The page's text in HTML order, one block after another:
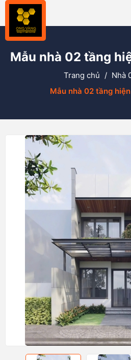
Mẫu nhà 02 tầng
Trang chủ / Nhà
Mẫu nhà 02 tầng